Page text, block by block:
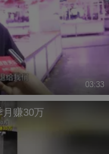
03:33
赚30万